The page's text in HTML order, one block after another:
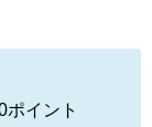
イント